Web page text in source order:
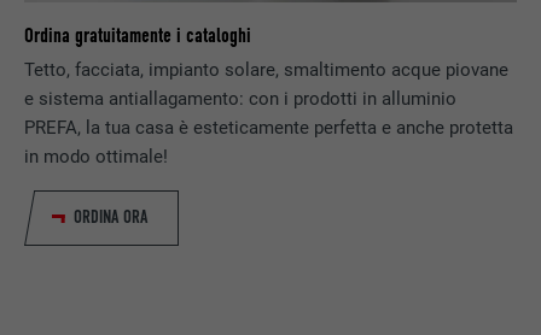
Ordina gratuitamente i cataloghi
Tetto, facciata, impianto solare, smaltimento acque piovane
e sistema antiallagamento: con i prodotti in alluminio
PREFA, la tua casa è esteticamente perfetta e anche protetta
in modo ottimale!
ORDINA ORA
NOME _gaexp
Google Optimize
DECORSO
verificare se il browser permette
SCOPO
web selezionata dall’utente.
NOME lang